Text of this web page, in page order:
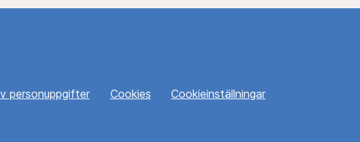
personuppgifter Cookies Cookieinställningar